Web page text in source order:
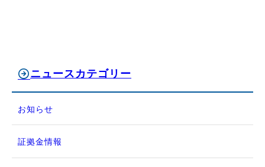
ニュースカテゴリー
お知らせ
証拠金情報